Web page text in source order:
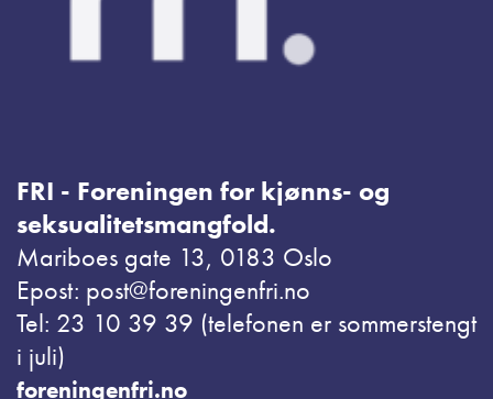
FRI - Foreningen for kjønns- og
seksualitetsmangfold.
Mariboes gate 13, 0183 Oslo
Epost: post@foreningenfri.no
Tel: 23 10 39 39 (telefonen er sommerstengt
i juli)
foreningenfri.no